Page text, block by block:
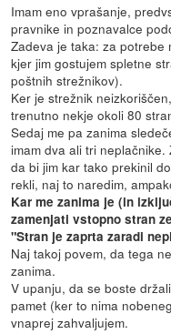
Imam eno vprašanje,
pravnike in poznavalce
Zadeva je taka: za potrebe
kjer jim gostujem spletne
poštnih strežnikov).
Ker je strežnik
trenutno nekje okoli 80
Sedaj me pa zanima
imam dva ali tri
da bi jim kar tako prekinil
rekli, naj to naredim,
Kar me zanima je (in
zamenjati vstopno stran
"Stran je zaprta zaradi
Naj takoj povem, da tega
zanima.
V upanju, da se boste
pamet (ker to nima
vnaprej zahvaljujem.